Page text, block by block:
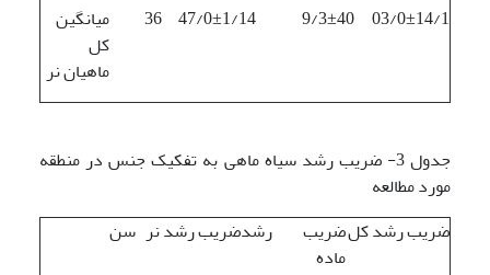
03/0±14/1
9/3±40
47/0±1/14
36
میانگین
کل
ماهیان نر
جدول 3- ضریب رشد سیاه ماهی به تفکیک جنس در منطقه
مورد مطالعه
ضریب رشد کلضریب رشد
ماده
ضریب رشد نر سن